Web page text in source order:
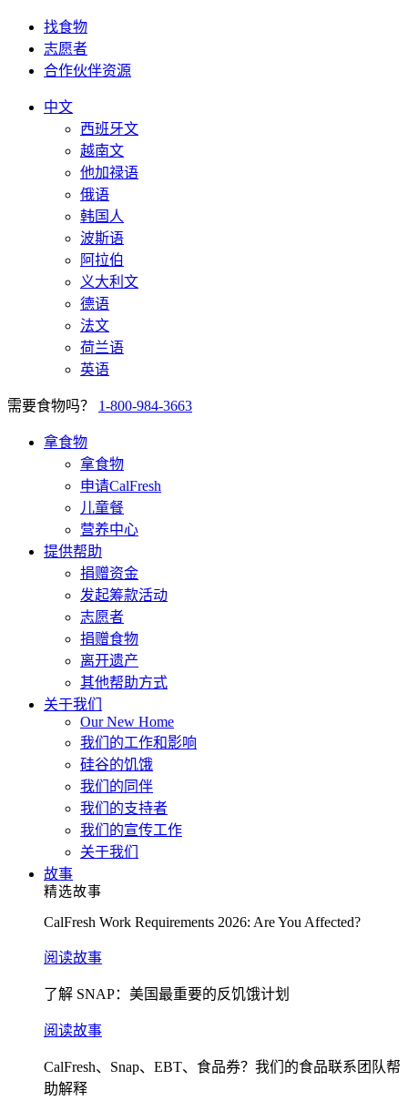
找食物
志愿者
合作伙伴资源
中文
西班牙文
越南文
他加禄语
俄语
韩国人
波斯语
阿拉伯
义大利文
德语
法文
荷兰语
英语
需要食物吗？ 1-800-984-3663
拿食物
拿食物
申请CalFresh
儿童餐
营养中心
提供帮助
捐赠资金
发起筹款活动
志愿者
捐赠食物
离开遗产
其他帮助方式
关于我们
Our New Home
我们的工作和影响
硅谷的饥饿
我们的同伴
我们的支持者
我们的宣传工作
关于我们
故事
精选故事
CalFresh Work Requirements 2026: Are You Affected?
阅读故事
了解 SNAP：美国最重要的反饥饿计划
阅读故事
CalFresh、Snap、EBT、食品券？我们的食品联系团队帮
助解释